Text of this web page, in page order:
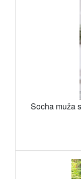
Socha muža